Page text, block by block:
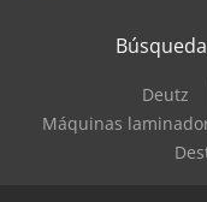
Deutz
Máquinas